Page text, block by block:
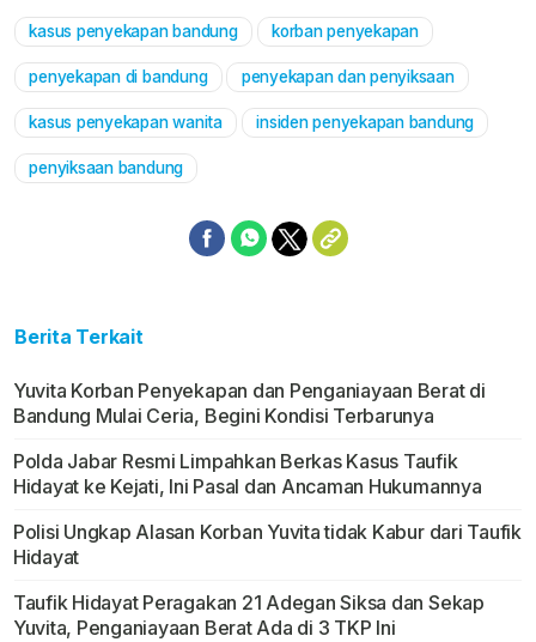
kasus penyekapan bandung korban penyekapan
penyekapan di bandung penyekapan dan penyiksaan
kasus penyekapan wanita insiden penyekapan bandung
penyiksaan bandung
Berita Terkait
Yuvita Korban Penyekapan dan Penganiayaan Berat di
Bandung Mulai Ceria, Begini Kondisi Terbarunya
Polda Jabar Resmi Limpahkan Berkas Kasus Taufik
Hidayat ke Kejati, Ini Pasal dan Ancaman Hukumannya
Polisi Ungkap Alasan Korban Yuvita tidak Kabur dari Taufik
Hidayat
Taufik Hidayat Peragakan 21 Adegan Siksa dan Sekap
Yuvita, Penganiayaan Berat Ada di 3 TKP Ini